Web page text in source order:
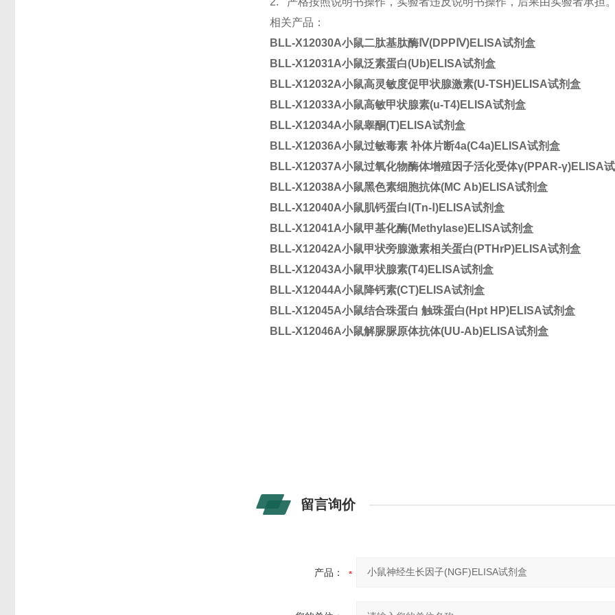
相关产品：
BLL-X12030A小鼠二肽基肽酶Ⅳ(DPPⅣ)ELISA试剂盒
BLL-X12031A小鼠泛素蛋白(Ub)ELISA试剂盒
BLL-X12032A小鼠高灵敏度促甲状腺激素(U-TSH)ELISA试剂盒
BLL-X12033A小鼠高敏甲状腺素(u-T4)ELISA试剂盒
BLL-X12034A小鼠睾酮(T)ELISA试剂盒
BLL-X12036A小鼠过敏毒素 补体片断4a(C4a)ELISA试剂盒
BLL-X12037A小鼠过氧化物酶体增殖因子活化受体γ(PPAR-γ)ELISA
BLL-X12038A小鼠黑色素细胞抗体(MC Ab)ELISA试剂盒
BLL-X12040A小鼠肌钙蛋白Ⅰ(Tn-Ⅰ)ELISA试剂盒
BLL-X12041A小鼠甲基化酶(Methylase)ELISA试剂盒
BLL-X12042A小鼠甲状旁腺激素相关蛋白(PTHrP)ELISA试剂盒
BLL-X12043A小鼠甲状腺素(T4)ELISA试剂盒
BLL-X12044A小鼠降钙素(CT)ELISA试剂盒
BLL-X12045A小鼠结合珠蛋白 触珠蛋白(Hpt HP)ELISA试剂盒
BLL-X12046A小鼠解脲脲原体抗体(UU-Ab)ELISA试剂盒
留言询价
产品：